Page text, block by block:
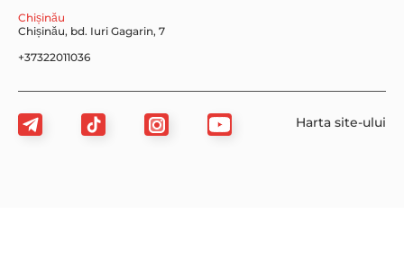
Chișinău
Chișinău, bd. Iuri Gagarin, 7
+37322011036
Harta site-ului